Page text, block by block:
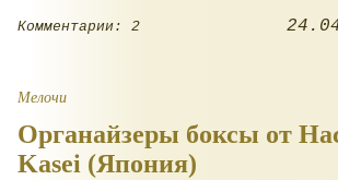
Комментарии: 2
Мелочи
Органайзеры боксы от
Kasei (Япония)